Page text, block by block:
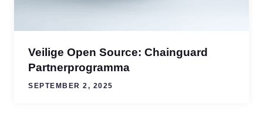
Veilige Open Source: Chainguard
Partnerprogramma
SEPTEMBER 2, 2025